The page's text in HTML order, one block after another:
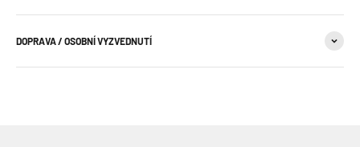
DOPRAVA / OSOBNÍ VYZVEDNUTÍ